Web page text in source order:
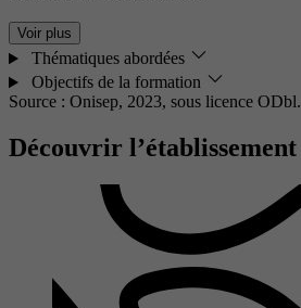
Voir plus
Thématiques abordées
Objectifs de la formation
Source : Onisep, 2023, sous licence ODbl.
Découvrir l’établissement